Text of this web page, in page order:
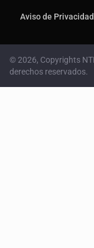
Aviso de Privacidad
© 2026, Copyrights
derechos reservados.